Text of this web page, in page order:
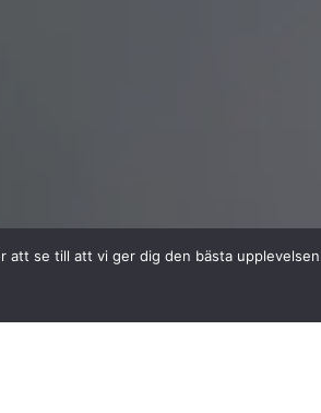
att se till att vi ger dig den bästa